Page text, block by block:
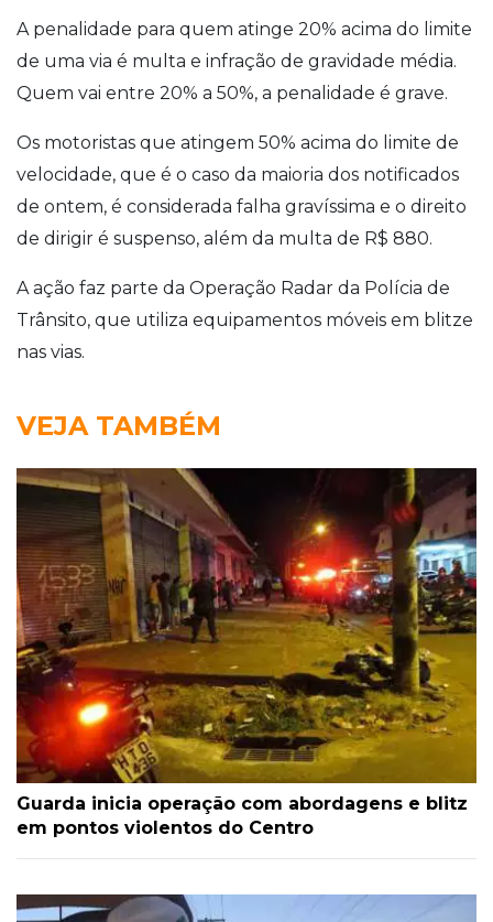
A penalidade para quem atinge 20% acima do limite
de uma via é multa e infração de gravidade média.
Quem vai entre 20% a 50%, a penalidade é grave.
Os motoristas que atingem 50% acima do limite de
velocidade, que é o caso da maioria dos notificados
de ontem, é considerada falha gravíssima e o direito
de dirigir é suspenso, além da multa de R$ 880.
A ação faz parte da Operação Radar da Polícia de
Trânsito, que utiliza equipamentos móveis em blitze
nas vias.
VEJA TAMBÉM
Guarda inicia operação com abordagens e blitz
em pontos violentos do Centro